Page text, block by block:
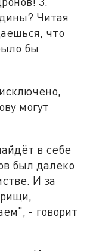
Читая
что
бы
могут
в себе
был далеко
И за
- говорит